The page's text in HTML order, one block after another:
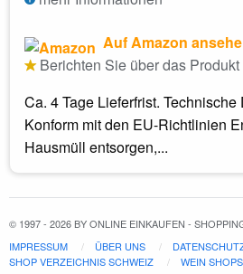
Auf Amazon
Berichten Sie über das Produkt
Ca. 4 Tage Lieferfrist.
Konform mit den EU-Richtlinien
Hausmüll entsorgen,...
© 1997 - 2026 BY ONLINE EINKAUFEN -
IMPRESSUM
ÜBER UNS
SHOP VERZEICHNIS SCHWEIZ
WEIN SHOPS